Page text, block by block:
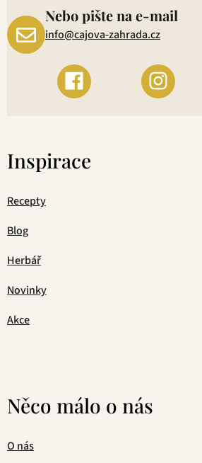
Nebo pište na e-mail
info@cajova-zahrada.cz
Inspirace
Recepty
Blog
Herbář
Novinky
Akce
Něco málo o nás
O nás